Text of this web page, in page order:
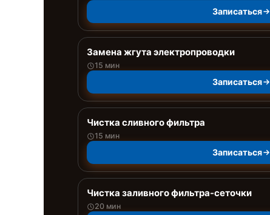
Записаться
Замена жгута электропроводки
15 мин
Записаться
Чистка сливного фильтра
15 мин
Записаться
Чистка заливного фильтра-сеточки
20 мин